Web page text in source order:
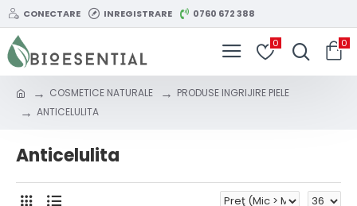
CONECTARE INREGISTRARE 0760 672 388
0 0
COSMETICE NATURALE
PRODUSE INGRIJIRE PIELE
ANTICELULITA
Anticelulita